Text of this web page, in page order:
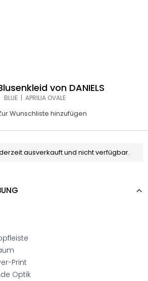
von DANIELS
BLUE | APRILIA OVALE
Wunschliste hinzufügen
ausverkauft und nicht verfügbar.
Print
Optik